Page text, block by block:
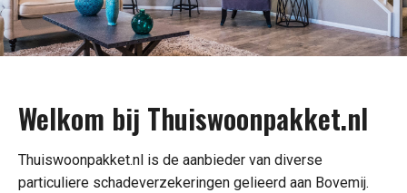
Welkom bij Thuiswoonpakket.nl
Thuiswoonpakket.nl is de aanbieder van diverse
particuliere schadeverzekeringen gelieerd aan Bovemij.